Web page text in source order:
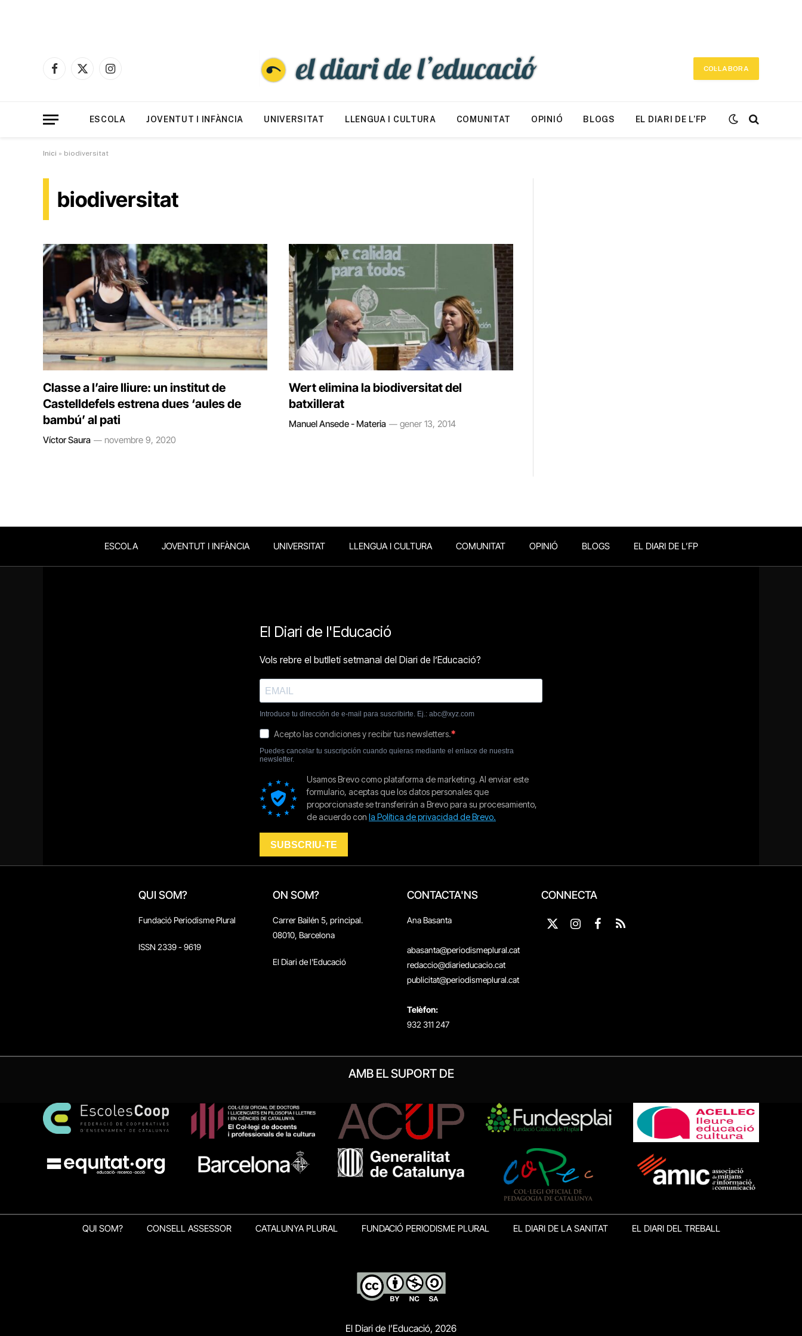
Facebook
X
Instagram
COL·LABORA
ESCOLA JOVENTUT I INFÀNCIA UNIVERSITAT LLENGUA I CULTURA COMUNITAT OPINIÓ BLOGS EL DIARI DE L’FP
Inici » biodiversitat
biodiversitat
Classe a l’aire lliure: un institut de
Castelldefels estrena dues ‘aules de
bambú’ al pati
Víctor Saura novembre 9, 2020
Wert elimina la biodiversitat del
batxillerat
Manuel Ansede - Materia gener 13, 2014
ESCOLA JOVENTUT I INFÀNCIA UNIVERSITAT LLENGUA I CULTURA COMUNITAT OPINIÓ BLOGS EL DIARI DE L’FP
QUI SOM?
Fundació Periodisme Plural
ISSN 2339 - 9619
ON SOM?
Carrer Bailén 5, principal.
08010, Barcelona
El Diari de l'Educació
CONTACTA'NS
Ana Basanta
abasanta@periodismeplural.cat
redaccio@diarieducacio.cat
publicitat@periodismeplural.cat
Telèfon:
932 311 247
CONNECTA
X
Instagram
Facebook
RSS
AMB EL SUPORT DE
QUI SOM? CONSELL ASSESSOR CATALUNYA PLURAL FUNDACIÓ PERIODISME PLURAL EL DIARI DE LA SANITAT EL DIARI DEL TREBALL
El Diari de l’Educació, 2026